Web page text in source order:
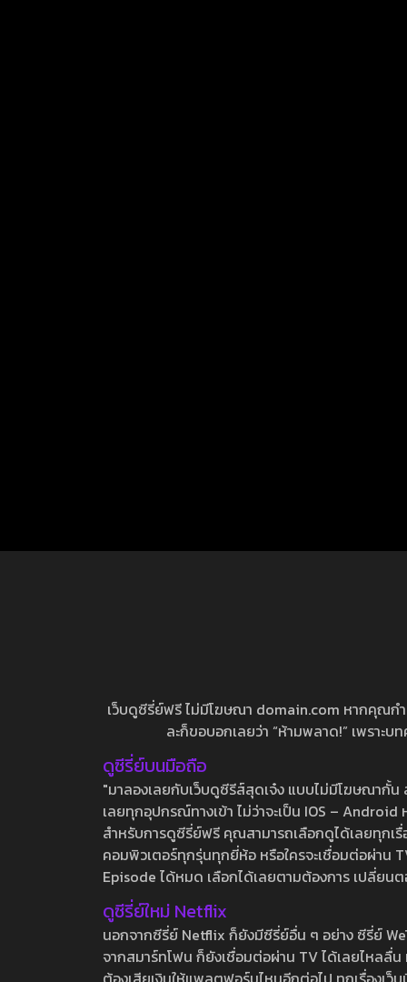
เว็บดูซีรี่ย์ฟรี ไม่มีโฆษณา domain.com หากคุณก
ละก็ขอบอกเลยว่า “ห้ามพลาด!” เพราะ
ดูซีรี่ย์บนมือถือ
"มาลองเลยกับเว็บดูซีรีส์สุดเจ๋ง แบบไม่มีโฆษณากั้
เลยทุกอุปกรณ์ทางเข้า ไม่ว่าจะเป็น IOS –
สำหรับการดูซีรี่ย์ฟรี คุณสามารถเลือกดูได้เลยทุกเ
คอมพิวเตอร์ทุกรุ่นทุกยี่ห้อ หรือใครจะเชื่อมต่อผ่าน
Episode ได้หมด เลือกได้เลยตามต้องการ เปลี่ยน
ดูซีรี่ย์ใหม่ Netflix
นอกจากซีรี่ย์ Netflix ก็ยังมีซีรี่ย์อื่น ๆ อย่าง ซีรี่ย์
จากสมาร์ทโฟน ก็ยังเชื่อมต่อผ่าน TV ได้เลยไหลลื่